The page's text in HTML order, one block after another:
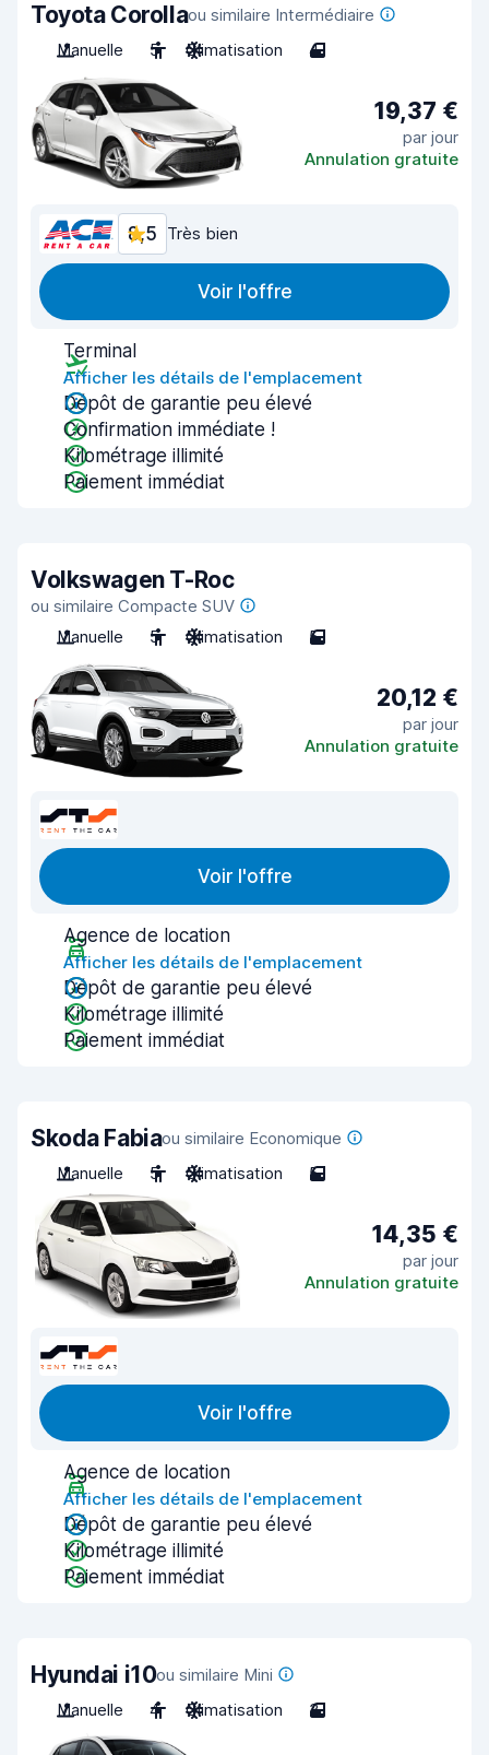
Toyota Corollaou similaire Intermédiaire
Manuelle
5 Climatisation 4
19,37 €
par jour
Annulation gratuite
8,5 Très bien
Voir l'offre
Terminal
Afficher les détails de l'emplacement
Dépôt de garantie peu élevé
Confirmation immédiate !
Kilométrage illimité
Paiement immédiat
Volkswagen T-Roc
ou similaire Compacte SUV
Manuelle
5 Climatisation 5
20,12 €
par jour
Annulation gratuite
Voir l'offre
Agence de location
Afficher les détails de l'emplacement
Dépôt de garantie peu élevé
Kilométrage illimité
Paiement immédiat
Skoda Fabiaou similaire Economique
Manuelle
5 Climatisation 5
14,35 €
par jour
Annulation gratuite
Voir l'offre
Agence de location
Afficher les détails de l'emplacement
Dépôt de garantie peu élevé
Kilométrage illimité
Paiement immédiat
Hyundai i10ou similaire Mini
Manuelle
4 Climatisation 3